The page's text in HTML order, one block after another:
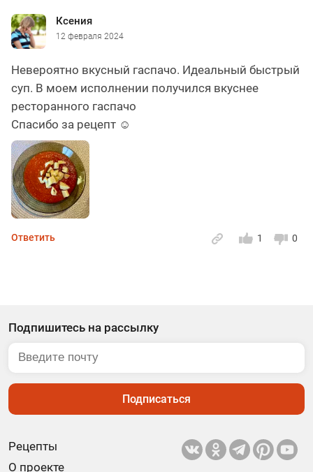
Ксения
12 февраля 2024
Невероятно вкусный гаспачо. Идеальный быстрый
суп. В моем исполнении получился вкуснее
ресторанного гаспачо
Спасибо за рецепт ☺️
0
1
Ответить
Рецепты
О проекте
Подпишитесь на рассылку
Подписаться